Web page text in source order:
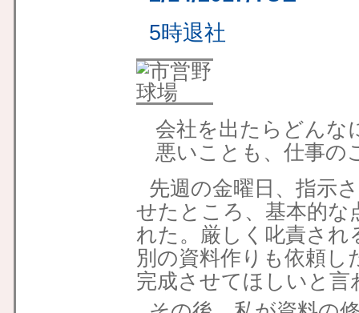
5時退社
会社を出たらどんな
悪いことも、仕事の
先週の金曜日、指示
せたところ、基本的な
れた。厳しく叱責さ
別の資料作りも依頼
完成させてほしいと言